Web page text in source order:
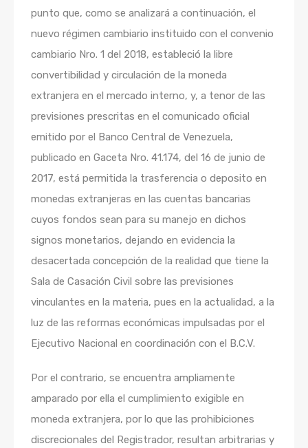
punto que, como se analizará a continuación, el
nuevo régimen cambiario instituido con el convenio
cambiario Nro. 1 del 2018, estableció la libre
convertibilidad y circulación de la moneda
extranjera en el mercado interno, y, a tenor de las
previsiones prescritas en el comunicado oficial
emitido por el Banco Central de Venezuela,
publicado en Gaceta Nro. 41.174, del 16 de junio de
2017, está permitida la trasferencia o deposito en
monedas extranjeras en las cuentas bancarias
cuyos fondos sean para su manejo en dichos
signos monetarios, dejando en evidencia la
desacertada concepción de la realidad que tiene la
Sala de Casación Civil sobre las previsiones
vinculantes en la materia, pues en la actualidad, a la
luz de las reformas económicas impulsadas por el
Ejecutivo Nacional en coordinación con el B.C.V.
Por el contrario, se encuentra ampliamente
amparado por ella el cumplimiento exigible en
moneda extranjera, por lo que las prohibiciones
discrecionales del Registrador, resultan arbitrarias y